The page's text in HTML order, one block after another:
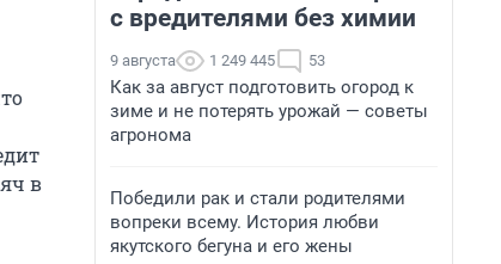
в
с вредителями без химии
9 августа 1 249 445 53
Как за август подготовить огород к
зиме и не потерять урожай — советы
агронома
Победили рак и стали родителями
вопреки всему. История любви
якутского бегуна и его жены